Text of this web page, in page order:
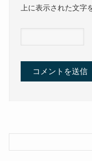
上に表示された文字